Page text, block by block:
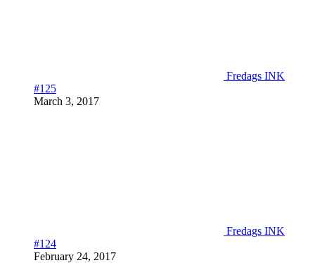
Fredags INK
#125
March 3, 2017
Fredags INK
#124
February 24, 2017